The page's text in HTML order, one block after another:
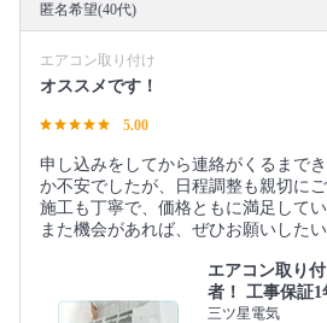
匿名希望(40代)
エアコン取り付け
オススメです！
5.00
申し込みをしてから連絡がくるまで
か不安でしたが、日程調整も親切に
施工も丁寧で、価格ともに満足してい
また機会があれば、ぜひお願いしたい
エアコン取り
者！ 工事保証1
三ツ星電気